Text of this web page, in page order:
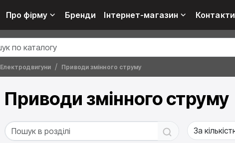
Про фірму Бренди Інтернет-магазин Контакти
Електродвигуни Приводи змінного струму
Приводи змінного струму